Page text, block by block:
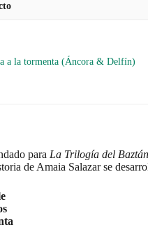
a la tormenta (Áncora & Delfín)
para La Trilogía del Baztán
de Amaia Salazar se